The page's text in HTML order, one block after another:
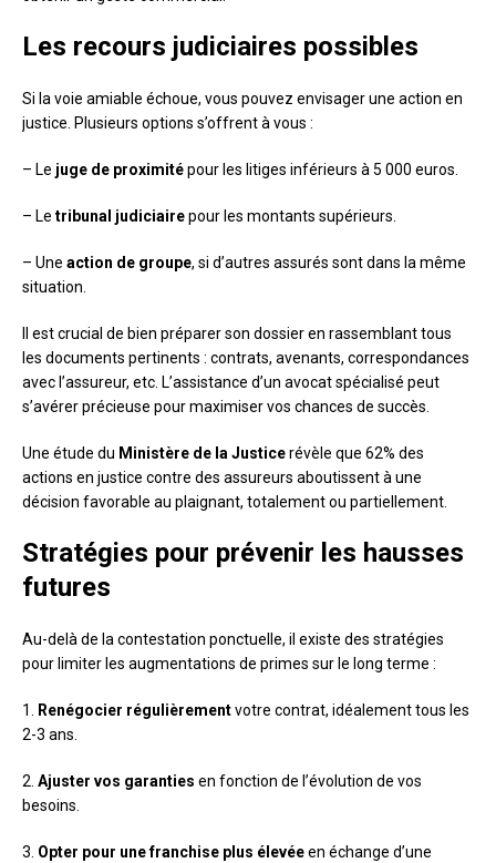
Les recours judiciaires possibles
Si la voie amiable échoue, vous pouvez envisager une action en
justice. Plusieurs options s’offrent à vous :
– Le juge de proximitépour les litiges inférieurs à 5 000 euros.
– Le tribunal judiciairepour les montants supérieurs.
– Une action de groupe, si d’autres assurés sont dans la même
situation.
Il est crucial de bien préparer son dossier en rassemblant tous
les documents pertinents : contrats, avenants, correspondances
avec l’assureur, etc. L’assistance d’un avocat spécialisé peut
s’avérer précieuse pour maximiser vos chances de succès.
Une étude du Ministère de la Justicerévèle que 62% des
actions en justice contre des assureurs aboutissent à une
décision favorable au plaignant, totalement ou partiellement.
Stratégies pour prévenir les hausses
futures
Au-delà de la contestation ponctuelle, il existe des stratégies
pour limiter les augmentations de primes sur le long terme :
1. Renégocier régulièrementvotre contrat, idéalement tous les
2-3 ans.
2. Ajuster vos garanties en fonction de l’évolution de vos
besoins.
3. Opter pour une franchise plus élevéeen échange d’une